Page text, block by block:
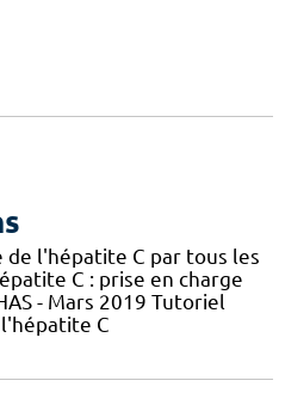
de l'hépatite C par tous les
C : prise en charge
- Mars 2019 Tutoriel
l'hépatite C